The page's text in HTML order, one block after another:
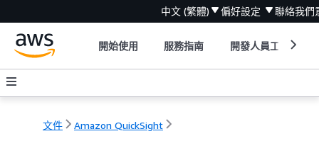
中文 (繁體) 偏好設定 聯絡我們
開始使用 服務指南 開發人員工具
文件 Amazon QuickSight